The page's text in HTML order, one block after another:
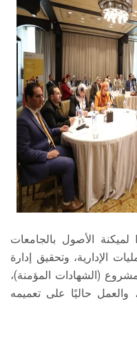
وأشار د. فاروق إلى (مشروع ERP لميكنة الأصول بالجامعات
الإدارية، وتحقيق إدارة
(الشهادات المؤمنة)،
والعمل حاليًا على تعميمه